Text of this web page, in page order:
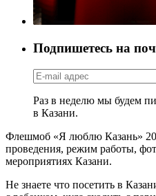
Подпишетесь на
Раз в неделю мы будем
в Казани.
Флешмоб «Я люблю Казань»
проведения, режим работы,
мероприятиях Казани.
Не знаете что посетить в